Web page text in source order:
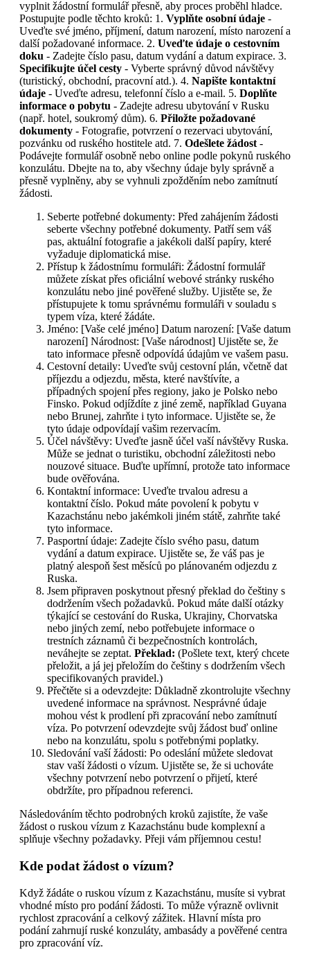
vyplnit žádostní formulář přesně, aby proces proběhl hladce.
Postupujte podle těchto kroků: 1. Vyplňte osobní údaje -
Uveďte své jméno, příjmení, datum narození, místo narození a
další požadované informace. 2. Uveďte údaje o cestovním
doku - Zadejte číslo pasu, datum vydání a datum expirace. 3.
Specifikujte účel cesty - Vyberte správný důvod návštěvy
(turistický, obchodní, pracovní atd.). 4. Napište kontaktní
údaje - Uveďte adresu, telefonní číslo a e-mail. 5. Doplňte
informace o pobytu - Zadejte adresu ubytování v Rusku
(např. hotel, soukromý dům). 6. Přiložte požadované
dokumenty - Fotografie, potvrzení o rezervaci ubytování,
pozvánku od ruského hostitele atd. 7. Odešlete žádost-
Podávejte formulář osobně nebo online podle pokynů ruského
konzulátu. Dbejte na to, aby všechny údaje byly správně a
přesně vyplněny, aby se vyhnuli zpožděním nebo zamítnutí
žádosti.
Seberte potřebné dokumenty: Před zahájením žádosti
seberte všechny potřebné dokumenty. Patří sem váš
pas, aktuální fotografie a jakékoli další papíry, které
vyžaduje diplomatická mise.
Přístup k žádostnímu formuláři: Žádostní formulář
můžete získat přes oficiální webové stránky ruského
konzulátu nebo jiné pověřené služby. Ujistěte se, že
přístupujete k tomu správnému formuláři v souladu s
typem víza, které žádáte.
Jméno: [Vaše celé jméno] Datum narození: [Vaše datum
narození] Národnost: [Vaše národnost] Ujistěte se, že
tato informace přesně odpovídá údajům ve vašem pasu.
Cestovní detaily: Uveďte svůj cestovní plán, včetně dat
příjezdu a odjezdu, města, které navštívíte, a
případných spojení přes regiony, jako je Polsko nebo
Finsko. Pokud odjíždíte z jiné země, například Guyana
nebo Brunej, zahrňte i tyto informace. Ujistěte se, že
tyto údaje odpovídají vašim rezervacím.
Účel návštěvy: Uveďte jasně účel vaší návštěvy Ruska.
Může se jednat o turistiku, obchodní záležitosti nebo
nouzové situace. Buďte upřímní, protože tato informace
bude ověřována.
Kontaktní informace: Uveďte trvalou adresu a
kontaktní číslo. Pokud máte povolení k pobytu v
Kazachstánu nebo jakémkoli jiném státě, zahrňte také
tyto informace.
Pasportní údaje: Zadejte číslo svého pasu, datum
vydání a datum expirace. Ujistěte se, že váš pas je
platný alespoň šest měsíců po plánovaném odjezdu z
Ruska.
Jsem připraven poskytnout přesný překlad do češtiny s
dodržením všech požadavků. Pokud máte další otázky
týkající se cestování do Ruska, Ukrajiny, Chorvatska
nebo jiných zemí, nebo potřebujete informace o
trestních záznamů či bezpečnostních kontrolách,
neváhejte se zeptat. Překlad: (Pošlete text, který chcete
přeložit, a já jej přeložím do češtiny s dodržením všech
specifikovaných pravidel.)
Přečtěte si a odevzdejte: Důkladně zkontrolujte všechny
uvedené informace na správnost. Nesprávné údaje
mohou vést k prodlení při zpracování nebo zamítnutí
víza. Po potvrzení odevzdejte svůj žádost buď online
nebo na konzulátu, spolu s potřebnými poplatky.
Sledování vaší žádosti: Po odeslání můžete sledovat
stav vaší žádosti o vízum. Ujistěte se, že si uchováte
všechny potvrzení nebo potvrzení o přijetí, které
obdržíte, pro případnou referenci.
Následováním těchto podrobných kroků zajistíte, že vaše
žádost o ruskou vízum z Kazachstánu bude komplexní a
splňuje všechny požadavky. Přeji vám příjemnou cestu!
Kde podat žádost o vízum?
Když žádáte o ruskou vízum z Kazachstánu, musíte si vybrat
vhodné místo pro podání žádosti. To může výrazně ovlivnit
rychlost zpracování a celkový zážitek. Hlavní místa pro
podání zahrnují ruské konzuláty, ambasády a pověřené centra
pro zpracování víz.